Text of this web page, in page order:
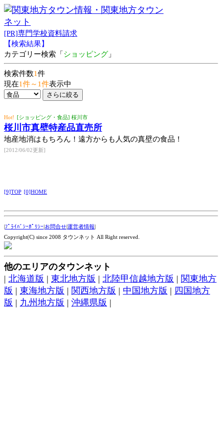
[PR]専門学校資料請求
【検索結果】
カテゴリー検索「 ショッピング 」
検索件数1件
現在1件～1件表示中
Hot! [ショッピング・食品] 桜川市
桜川市真壁特産品直売所
地産地消はもちろん！遠方からも人気の真壁の食品！
[2012/06/02更新]
[9]TOP [0]HOME
|ﾌﾟﾗｲﾊﾞｼｰﾎﾟﾘｼｰ|お問合せ|運営者情報|
Copyright(C) since 2008 タウンネット All Right reserved.
他のエリアのタウンネット
| 北海道版 | 東北地方版 | 北陸甲信越地方版 | 関東地方
版 | 東海地方版 | 関西地方版 | 中国地方版 | 四国地方
版 | 九州地方版 | 沖縄県版 |